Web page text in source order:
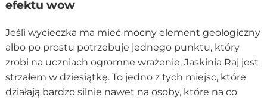
efektu wow
Jeśli wycieczka ma mieć mocny element geologiczny
albo po prostu potrzebuje jednego punktu, który
zrobi na uczniach ogromne wrażenie, Jaskinia Raj jest
strzałem w dziesiątkę. To jedno z tych miejsc, które
działają bardzo silnie nawet na osoby, które na co